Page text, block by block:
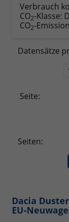
Verbrauch
CO2-Klasse: D
CO2-
Datensätze
Seite:
Seiten:
Dacia
EU-